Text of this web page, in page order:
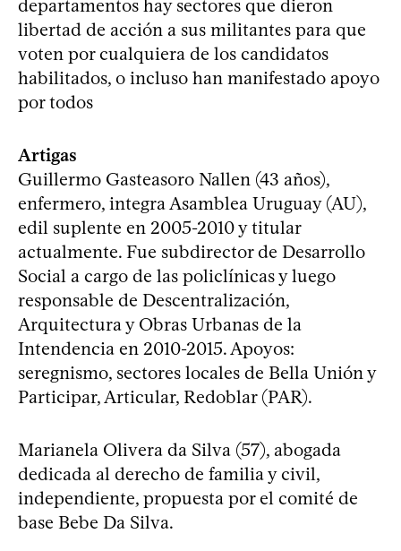
departamentos hay sectores que dieron
libertad de acción a sus militantes para que
voten por cualquiera de los candidatos
habilitados, o incluso han manifestado apoyo
por todos
Artigas
Guillermo Gasteasoro Nallen (43 años),
enfermero, integra Asamblea Uruguay (AU),
edil suplente en 2005-2010 y titular
actualmente. Fue subdirector de Desarrollo
Social a cargo de las policlínicas y luego
responsable de Descentralización,
Arquitectura y Obras Urbanas de la
Intendencia en 2010-2015. Apoyos:
seregnismo, sectores locales de Bella Unión y
Participar, Articular, Redoblar (PAR).
Marianela Olivera da Silva (57), abogada
dedicada al derecho de familia y civil,
independiente, propuesta por el comité de
base Bebe Da Silva.